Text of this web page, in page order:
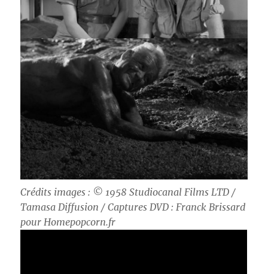
Crédits images : © 1958 Studiocanal Films LTD /
Tamasa Diffusion / Captures DVD : Franck Brissard
pour Homepopcorn.fr